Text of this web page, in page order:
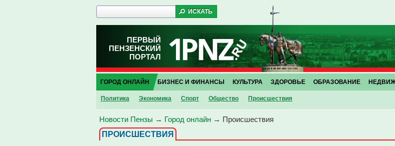
ПЕРВЫЙ
ПЕНЗЕНСКИЙ
ПОРТАЛ
ГОРОД ОНЛАЙН
Политика Экономика Спорт Общество Проиcшествия
БИЗНЕС И ФИНАНСЫ КУЛЬТУРА ЗДОРОВЬЕ ОБРАЗОВАНИЕ
Новости Пензы → Город онлайн → Проиcшествия
ПРОИCШЕСТВИЯ